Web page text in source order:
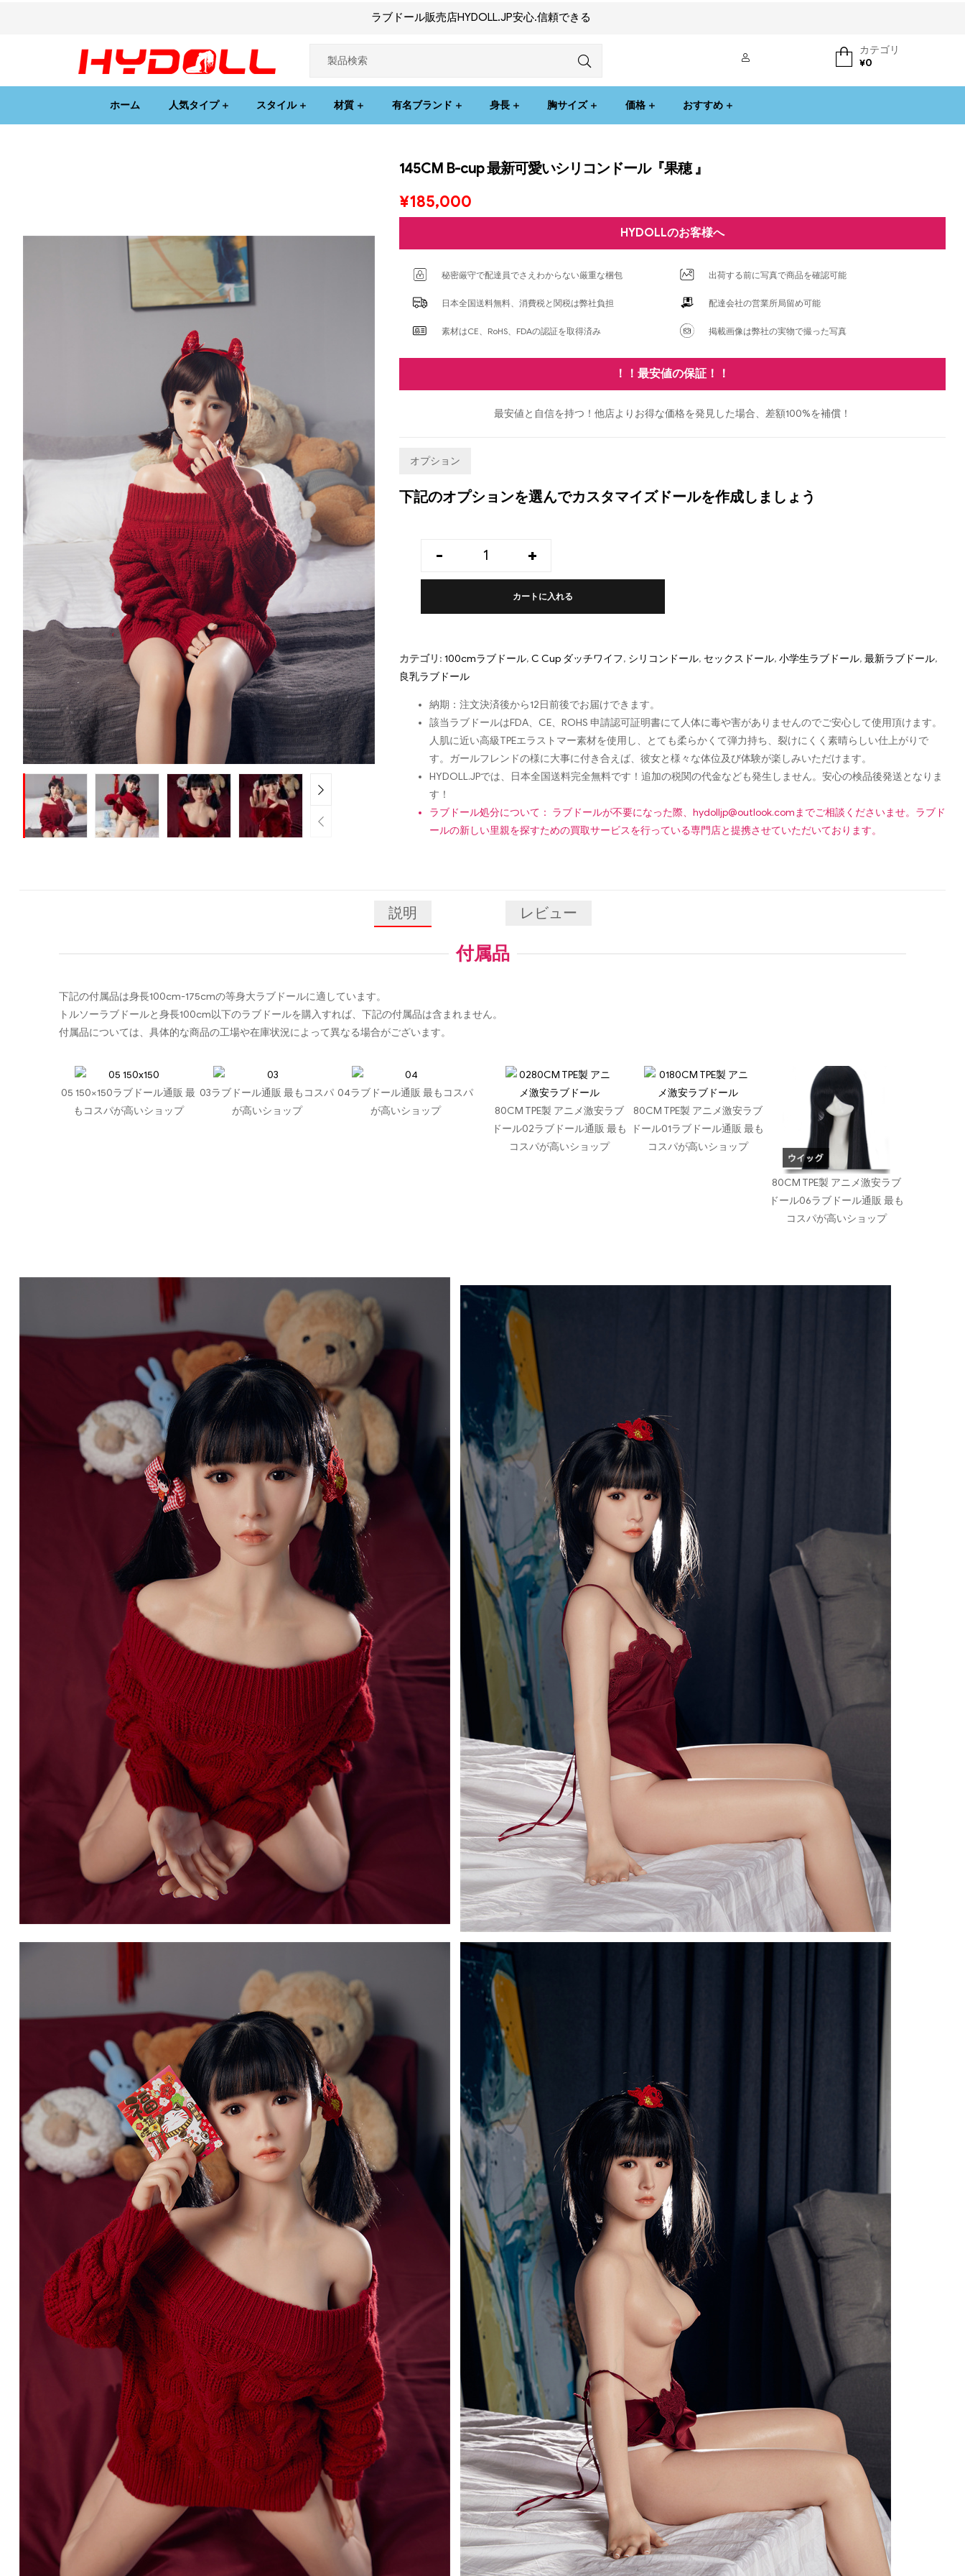
ラブドール販売店HYDOLL.JP安心.信頼できる
カテゴリ
¥0
ホーム 人気タイプ スタイル 材質 有名ブランド 身長 胸サイズ 価格 おすすめ
145CM B-cup 最新可愛いシリコンドール『果穂 』
¥185,000
HYDOLLのお客様へ
秘密厳守で配達員でさえわからない厳重な梱包 出荷する前に写真で商品を確認可能
日本全国送料無料、消費税と関税は弊社負担 配達会社の営業所局留め可能
素材はCE、RoHS、FDAの認証を取得済み 掲載画像は弊社の実物で撮った写真
！！最安値の保証！！
最安値と自信を持つ！他店よりお得な価格を発見した場合、差額100%を補償！
オプション
下記のオプションを選んでカスタマイズドールを作成しましょう
- +
カートに入れる
カテゴリ: 100cmラブドール, C Cup ダッチワイフ, シリコンドール, セックスドール, 小学生ラブドール, 最新ラブドール,
良乳ラブドール
納期：注文決済後から12日前後でお届けできます。
該当ラブドールはFDA、CE、ROHS 申請認可証明書にて人体に毒や害がありませんのでご安心して使用頂けます。
人肌に近い高級TPEエラストマー素材を使用し、とても柔らかくて弾力持ち、裂けにくく素晴らしい仕上がりで
す。ガールフレンドの様に大事に付き合えば、彼女と様々な体位及び体験が楽しみいただけます。
HYDOLL.JPでは、日本全国送料完全無料です！追加の税関の代金なども発生しません。安心の検品後発送となりま
す！
ラブドール処分について： ラブドールが不要になった際、 hydolljp@outlook.comまでご相談くださいませ。ラブド
ールの新しい里親を探すための買取サービスを行っている専門店と提携させていただいております。
説明 レビュー
付属品
下記の付属品は身長100cm-175cmの等身大ラブドールに適しています。
トルソーラブドールと身長100cm以下のラブドールを購入すれば、下記の付属品は含まれません。
付属品については、具体的な商品の工場や在庫状況によって異なる場合がございます。
05 150×150ラブドール通販 最
もコスパが高いショップ
03ラブドール通販 最もコスパ
が高いショップ
04ラブドール通販 最もコスパ
が高いショップ
80CM TPE製 アニメ激安ラブ
ドール02ラブドール通販 最も
コスパが高いショップ
80CM TPE製 アニメ激安ラブ
ドール01ラブドール通販 最も
コスパが高いショップ
80CM TPE製 アニメ激安ラブ
ドール06ラブドール通販 最も
コスパが高いショップ